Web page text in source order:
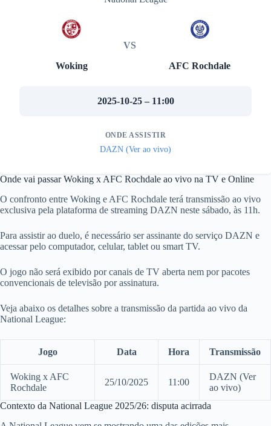
Woking
VS
AFC Rochdale
2025-10-25 – 11:00
ONDE ASSISTIR
DAZN (Ver ao vivo)
Onde vai passar Woking x AFC Rochdale ao vivo na TV e Online
O confronto entre Woking e AFC Rochdale terá transmissão ao vivo
exclusiva pela plataforma de streaming DAZN neste sábado, às 11h.
Para assistir ao duelo, é necessário ser assinante do serviço DAZN e
acessar pelo computador, celular, tablet ou smart TV.
O jogo não será exibido por canais de TV aberta nem por pacotes
convencionais de televisão por assinatura.
Veja abaixo os detalhes sobre a transmissão da partida ao vivo da
National League:
Jogo Data Hora Transmissão
Woking x AFC
Rochdale
25/10/2025 11:00
DAZN (Ver
ao vivo)
Contexto da National League 2025/26: disputa acirrada